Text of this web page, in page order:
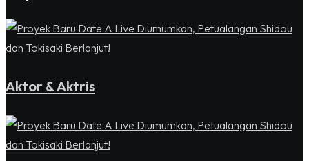
Aktor & Aktris